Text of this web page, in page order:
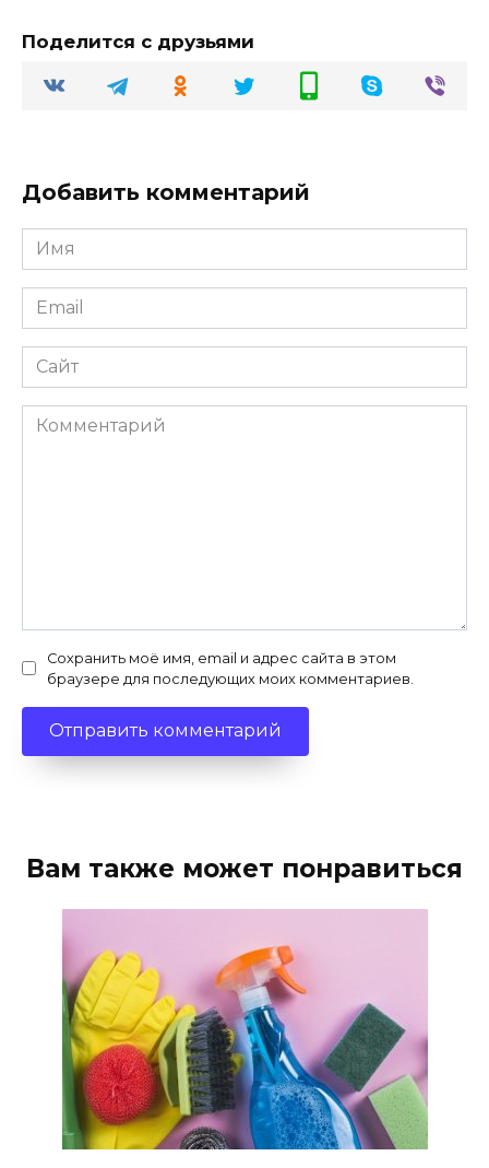
Поделится с друзьями
Добавить комментарий
Имя
Email
Сайт
Комментарий
Сохранить моё имя, email и адрес сайта в этом
браузере для последующих моих комментариев.
Вам также может понравиться